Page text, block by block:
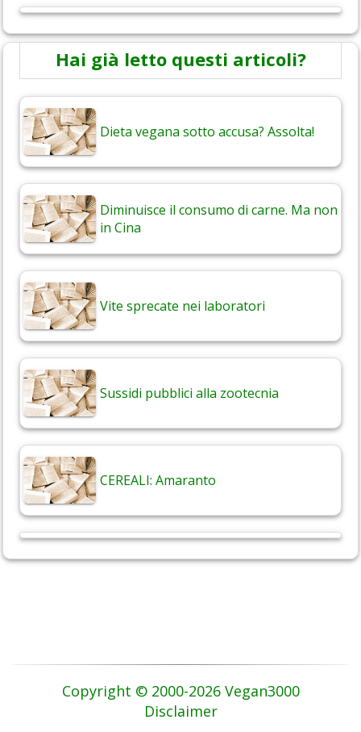
Hai già letto questi articoli?
Dieta vegana sotto accusa? Assolta!
Diminuisce il consumo di carne. Ma non
in Cina
Vite sprecate nei laboratori
Sussidi pubblici alla zootecnia
CEREALI: Amaranto
Copyright © 2000-2026 Vegan3000
Disclaimer